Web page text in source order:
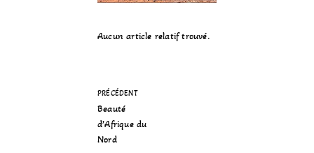
Aucun article relatif trouvé.
PRÉCÉDENT
Beauté
d’Afrique du
Nord